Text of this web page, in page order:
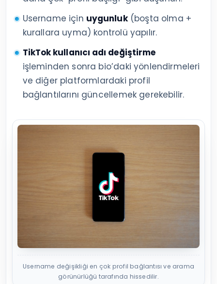
Username için uygunluk(boşta olma +
kurallara uyma) kontrolü yapılır.
TikTok kullanıcı adı değiştirme
işleminden sonra bio’daki yönlendirmeleri
ve diğer platformlardaki profil
bağlantılarını güncellemek gerekebilir.
Username değişikliği en çok profil bağlantısı ve arama
görünürlüğü tarafında hissedilir.